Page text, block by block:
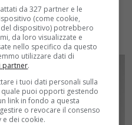
molto gli autori Dan
n.d.r.) che hanno detto:
da 327 partner e le
(come cookie,
dispositivo) potrebbero
da loro visualizzate e
nello specifico da questo
utilizzare dati di
partner.
i tuoi dati personali sulla
puoi opporti gestendo
link in fondo a questa
o revocare il consenso
dei cookie.